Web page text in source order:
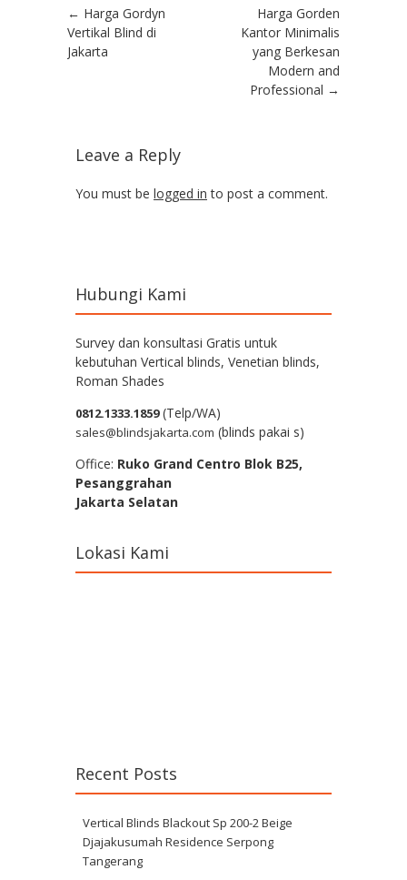
Post navigation
← Harga Gordyn
Vertikal Blind di
Jakarta
Harga Gorden
Kantor Minimalis
yang Berkesan
Modern and
Professional →
Leave a Reply
You must be logged in to post a comment.
Hubungi Kami
Survey dan konsultasi Gratis untuk
kebutuhan Vertical blinds, Venetian blinds,
Roman Shades
0812.1333.1859 (Telp/WA)
sales@blindsjakarta.com (blinds pakai s)
Office: Ruko Grand Centro Blok B25,
Pesanggrahan
Jakarta Selatan
Lokasi Kami
Recent Posts
Vertical Blinds Blackout Sp 200-2 Beige
Djajakusumah Residence Serpong
Tangerang